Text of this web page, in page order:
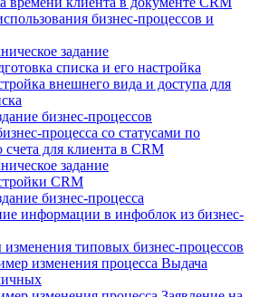
бизнес-процессов и
задание
списка и его настройка
внешнего вида и доступа для
бизнес-процессов
процесса со статусами по
счета для клиента в CRM
задание
CRM
бизнес-процесса
информации в инфоблок из бизнес-
типовых бизнес-процессов
изменения процесса Выдача